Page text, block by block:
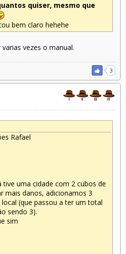
quiser, mesmo que
bem claro hehehe
vezes o manual.
3
Rafael
uma cidade com 2 cubos de
mais danos, adicionamos 3
(que passou a ter um total
sendo 3).
sim